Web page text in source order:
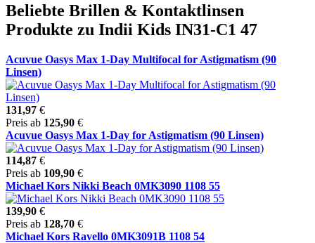
Beliebte Brillen & Kontaktlinsen
Produkte zu Indii Kids IN31-C1 47
Acuvue Oasys Max 1-Day Multifocal for Astigmatism (90
Linsen)
131,97 €
Preis ab 125,90 €
Acuvue Oasys Max 1-Day for Astigmatism (90 Linsen)
114,87 €
Preis ab 109,90 €
Michael Kors Nikki Beach 0MK3090 1108 55
139,90 €
Preis ab 128,70 €
Michael Kors Ravello 0MK3091B 1108 54